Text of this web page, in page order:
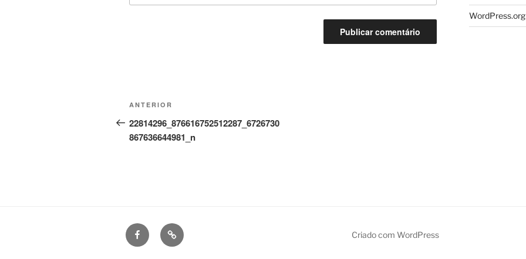
Navegação
de
artigos
Conteúdo
anterior
ANTERIOR
22814296_876616752512287_6726730
867636644981_n
WordPress.org
FacebookPuzzle
de
Criado com WordPress